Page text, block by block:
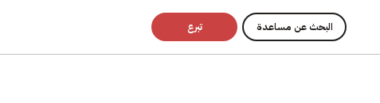
البحث عن مساعدة تبرع